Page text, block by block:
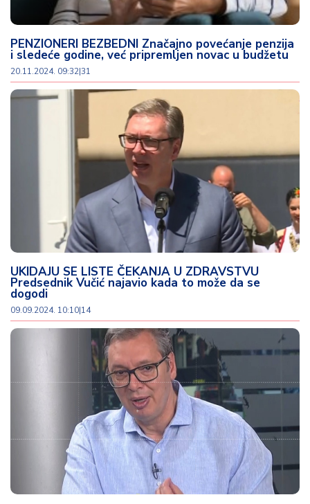
PENZIONERI BEZBEDNI Značajno povećanje penzija
i sledeće godine, već pripremljen novac u budžetu
20.11.2024. 09:32|31
UKIDAJU SE LISTE ČEKANJA U ZDRAVSTVU
Predsednik Vučić najavio kada to može da se
dogodi
09.09.2024. 10:10|14